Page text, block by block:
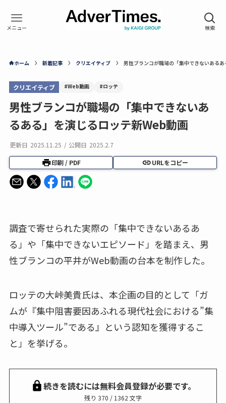
ホーム 新着記事 クリエイティブ 男性ブランコが職場の「集中できないある
クリエイティブ #Web動画 #ロッテ
男性ブランコが職場の「集中できないあ
るある」を演じるロッテ新Web動画
更新日 2025.11.25 / 公開日 2025.2.7
印刷 / PDF URLをコピー
調査で寄せられた実際の「集中できないあるあ
る」や「集中できないエピソード」を踏まえ、男
性ブランコの平井がWeb動画の台本を制作した。
ロッテの大峠美貴氏は、本企画の目的として「ガ
ムが『集中阻害要因あふれる現代社会における”集
中導入ツール”である』という認知を獲得するこ
と」を挙げる。
続きを読むには無料会員登録が必要です。
残り 370 / 1362 文字